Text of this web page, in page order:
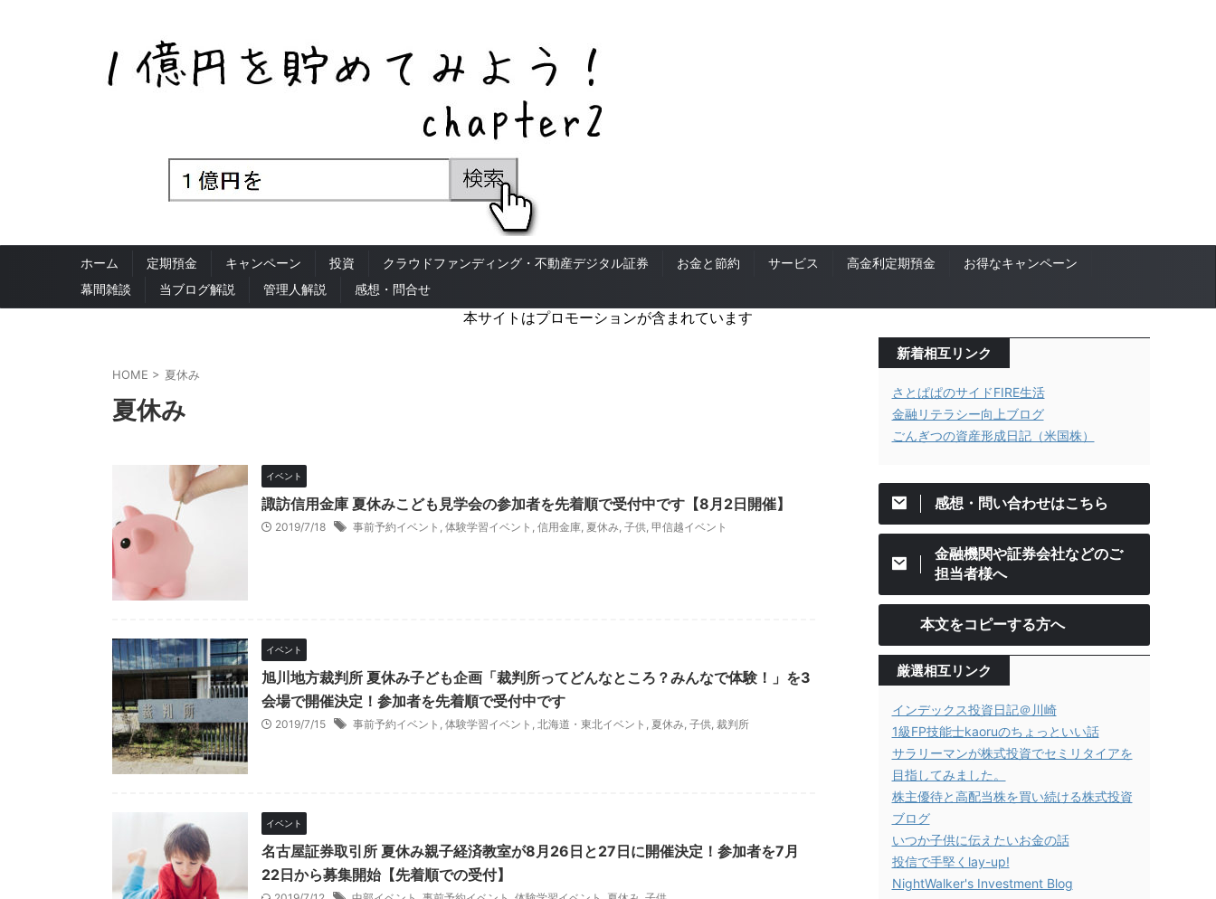
ホーム 定期預金 キャンペーン 投資 クラウドファンディング・不動産デジタル証券 お金と節約 サービス 高金利定期預金
お得なキャンペーン
幕間雑談
当ブログ解説 管理人解説 感想・問合せ
本サイトはプロモーションが含まれています
HOME > 夏休み
夏休み
イベント
諏訪信用金庫 夏休みこども見学会の参加者を先着順で受付中です【8月2日開催】
2019/7/18 事前予約イベント , 体験学習イベント , 信用金庫, 夏休み, 子供, 甲信越イベント
イベント
旭川地方裁判所 夏休み子ども企画「裁判所ってどんなところ？みんなで体験！」を3
会場で開催決定！参加者を先着順で受付中です
2019/7/15 事前予約イベント , 体験学習イベント , 北海道・東北イベント , 夏休み, 子供, 裁判所
イベント
名古屋証券取引所 夏休み親子経済教室が8月26日と27日に開催決定！参加者を7月
22日から募集開始【先着順での受付】
新着相互リンク
さとぱぱのサイドFIRE生活
金融リテラシー向上ブログ
ごんぎつの資産形成日記（米国株）
感想・問い合わせはこちら
金融機関や証券会社などのご
担当者様へ
本文をコピーする方へ
厳選相互リンク
インデックス投資日記＠川崎
1級FP技能士kaoruのちょっといい話
サラリーマンが株式投資でセミリタイアを
目指してみました。
株主優待と高配当株を買い続ける株式投資
ブログ
いつか子供に伝えたいお金の話
投信で手堅くlay-up!
NightWalker's Investment Blog